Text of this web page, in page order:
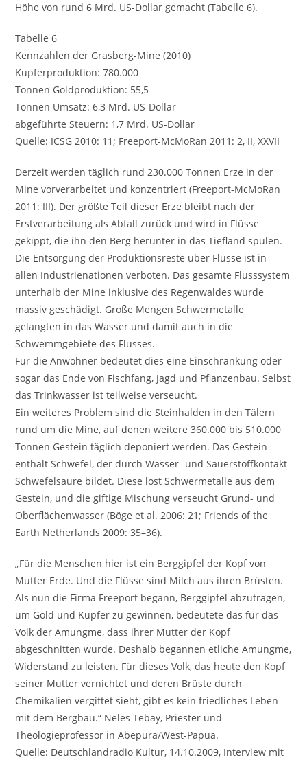
Höhe von rund 6 Mrd. US-Dollar gemacht (Tabelle 6).
Tabelle 6
Kennzahlen der Grasberg-Mine (2010)
Kupferproduktion: 780.000
Tonnen Goldproduktion: 55,5
Tonnen Umsatz: 6,3 Mrd. US-Dollar
abgeführte Steuern: 1,7 Mrd. US-Dollar
Quelle: ICSG 2010: 11; Freeport-McMoRan 2011: 2, II, XXVII
Derzeit werden täglich rund 230.000 Tonnen Erze in der
Mine vorverarbeitet und konzentriert (Freeport-McMoRan
2011: III). Der größte Teil dieser Erze bleibt nach der
Erstverarbeitung als Abfall zurück und wird in Flüsse
gekippt, die ihn den Berg herunter in das Tiefland spülen.
Die Entsorgung der Produktionsreste über Flüsse ist in
allen Industrienationen verboten. Das gesamte Flusssystem
unterhalb der Mine inklusive des Regenwaldes wurde
massiv geschädigt. Große Mengen Schwermetalle
gelangten in das Wasser und damit auch in die
Schwemmgebiete des Flusses.
Für die Anwohner bedeutet dies eine Einschränkung oder
sogar das Ende von Fischfang, Jagd und Pflanzenbau. Selbst
das Trinkwasser ist teilweise verseucht.
Ein weiteres Problem sind die Steinhalden in den Tälern
rund um die Mine, auf denen weitere 360.000 bis 510.000
Tonnen Gestein täglich deponiert werden. Das Gestein
enthält Schwefel, der durch Wasser- und Sauerstoffkontakt
Schwefelsäure bildet. Diese löst Schwermetalle aus dem
Gestein, und die giftige Mischung verseucht Grund- und
Oberflächenwasser (Böge et al. 2006: 21; Friends of the
Earth Netherlands 2009: 35–36).
„Für die Menschen hier ist ein Berggipfel der Kopf von
Mutter Erde. Und die Flüsse sind Milch aus ihren Brüsten.
Als nun die Firma Freeport begann, Berggipfel abzutragen,
um Gold und Kupfer zu gewinnen, bedeutete das für das
Volk der Amungme, dass ihrer Mutter der Kopf
abgeschnitten wurde. Deshalb begannen etliche Amungme,
Widerstand zu leisten. Für dieses Volk, das heute den Kopf
seiner Mutter vernichtet und deren Brüste durch
Chemikalien vergiftet sieht, gibt es kein friedliches Leben
mit dem Bergbau.“ Neles Tebay, Priester und
Theologieprofessor in Abepura/West-Papua.
Quelle: Deutschlandradio Kultur, 14.10.2009, Interview mit